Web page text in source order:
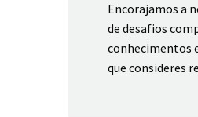
Encorajamos a
de desafios
conhecimentos
que consideres